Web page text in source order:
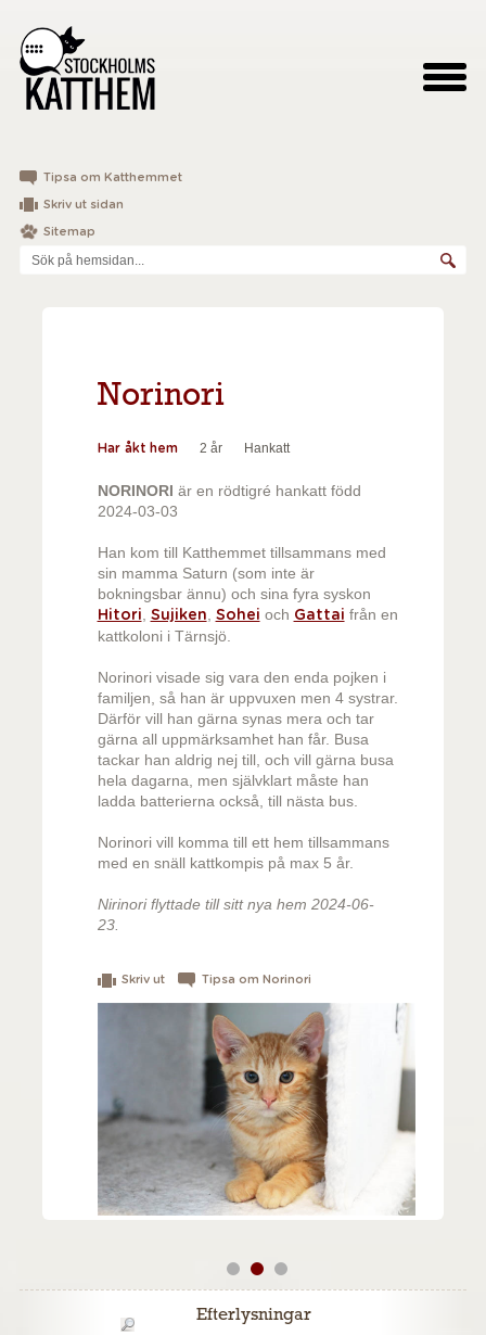
Tipsa om Katthemmet
Skriv ut sidan
Sitemap
Norinori
Har åkt hem 2 år Hankatt
NORINORI är en rödtigré hankatt född
2024-03-03
Han kom till Katthemmet tillsammans med
sin mamma Saturn (som inte är
bokningsbar ännu) och sina fyra syskon
Hitori Sujiken Sohei och Gattai från en
kattkoloni i Tärnsjö.
Norinori visade sig vara den enda pojken i
familjen, så han är uppvuxen men 4 systrar.
Därför vill han gärna synas mera och tar
gärna all uppmärksamhet han får. Busa
tackar han aldrig nej till, och vill gärna busa
hela dagarna, men självklart måste han
ladda batterierna också, till nästa bus.
Norinori vill komma till ett hem tillsammans
med en snäll kattkompis på max 5 år.
Nirinori flyttade till sitt nya hem 2024-06-
23.
Skriv ut Tipsa om Norinori
Efterlysningar